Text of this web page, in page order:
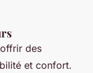
des
et confort.